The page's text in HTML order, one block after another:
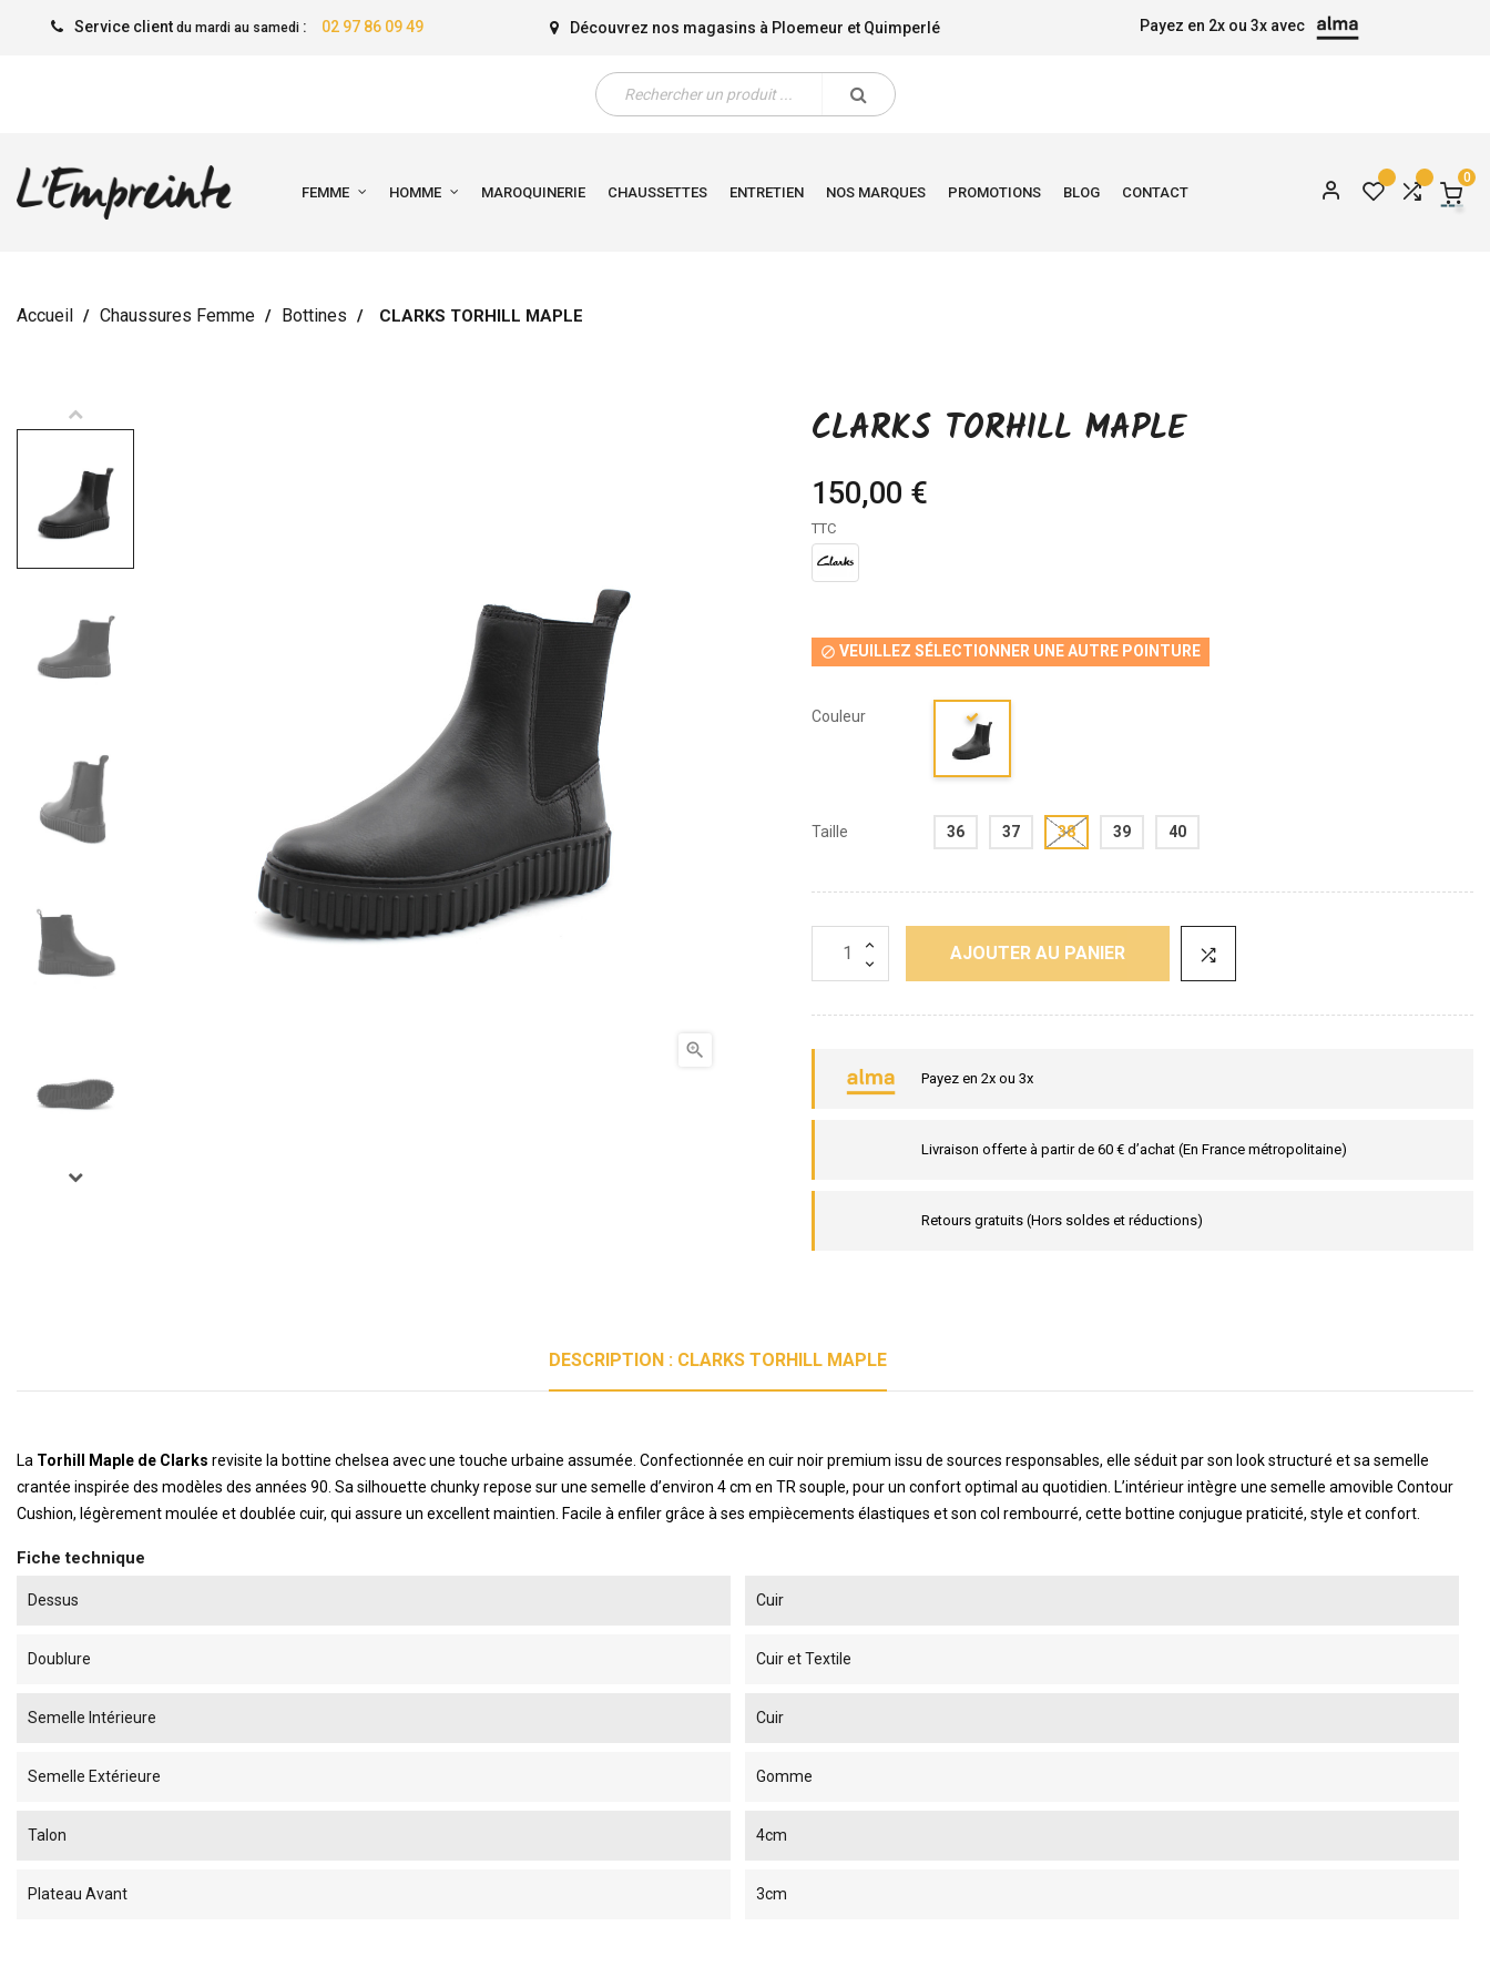
Service client du mardi au samedi: 02 97 86 09 49 Découvrez nos magasins à Ploemeur et Quimperlé Payez en 2x ou 3x avec
FEMME HOMME MAROQUINERIE CHAUSSETTES ENTRETIEN NOS MARQUES PROMOTIONS BLOG CONTACT
0
Accueil Chaussures Femme Bottines CLARKS TORHILL MAPLE

CLARKS TORHILL MAPLE
150,00 €
TTC
 VEUILLEZ SÉLECTIONNER UNE AUTRE POINTURE
Couleur
Taille 36 37 38 39 40
AJOUTER AU PANIER
Payez en 2x ou 3x
Livraison offerte à partir de 60 € d’achat (En France métropolitaine)
Retours gratuits (Hors soldes et réductions)
DESCRIPTION : CLARKS TORHILL MAPLE
La Torhill Maple de Clarks revisite la bottine chelsea avec une touche urbaine assumée. Confectionnée en cuir noir premium issu de sources responsables, elle séduit par son look structuré et sa semelle
crantée inspirée des modèles des années 90. Sa silhouette chunky repose sur une semelle d’environ 4 cm en TR souple, pour un confort optimal au quotidien. L’intérieur intègre une semelle amovible Contour
Cushion, légèrement moulée et doublée cuir, qui assure un excellent maintien. Facile à enfiler grâce à ses empiècements élastiques et son col rembourré, cette bottine conjugue praticité, style et confort.
Fiche technique
Dessus Cuir
Doublure Cuir et Textile
Semelle Intérieure Cuir
Semelle Extérieure Gomme
Talon 4cm
Plateau Avant 3cm